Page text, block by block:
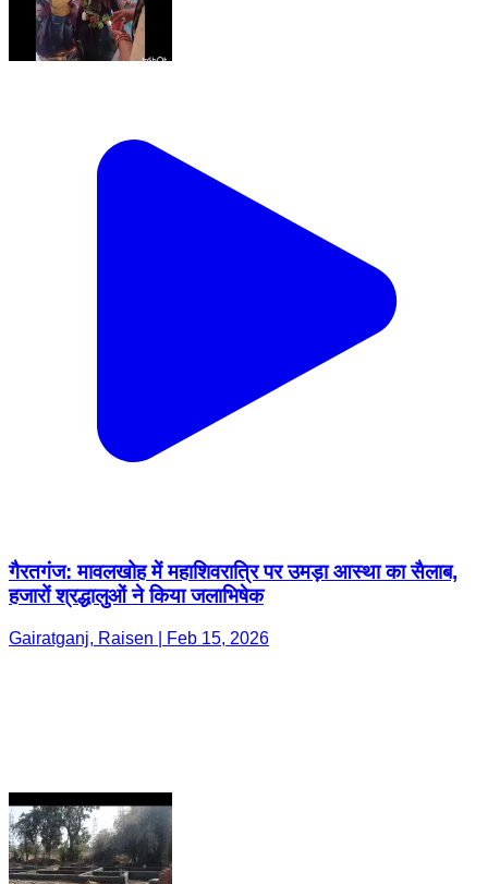
गैरतगंज: मावलखोह में महाशिवरात्रि पर उमड़ा आस्था का सैलाब,
हजारों श्रद्धालुओं ने किया जलाभिषेक
Gairatganj, Raisen | Feb 15, 2026